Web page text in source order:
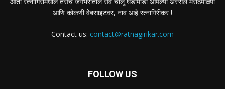
आणि कोकणी वेबसाइटवर, नाव आहे रत्नागिरीकर !
Contact us: contact@ratnagirikar.com
FOLLOW US